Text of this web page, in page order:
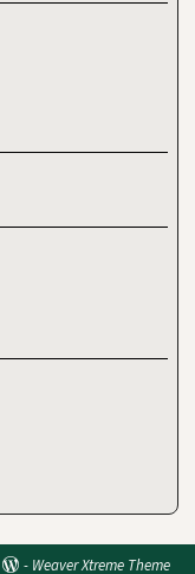
- Weaver Xtreme Theme